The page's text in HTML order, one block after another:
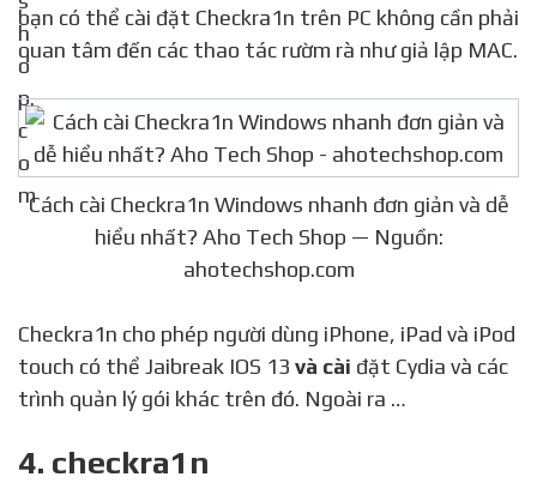
bạn có thể cài đặt Checkra1n trên PC không cần phải
quan tâm đến các thao tác rườm rà như giả lập MAC.
Cách cài Checkra1n Windows nhanh đơn giản và dễ
hiểu nhất? Aho Tech Shop — Nguồn:
ahotechshop.com
Checkra1n cho phép người dùng iPhone, iPad và iPod
touch có thể Jaibreak IOS 13 và cài đặt Cydia và các
trình quản lý gói khác trên đó. Ngoài ra …
4. checkra1n